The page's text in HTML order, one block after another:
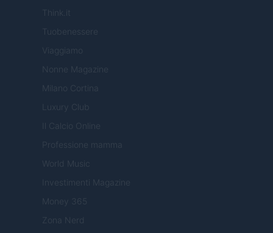
Think.it
Tuobenessere
Viaggiamo
Nonne Magazine
Milano Cortina
Luxury Club
Il Calcio Online
Professione mamma
World Music
Investimenti Magazine
Money 365
Zona Nerd